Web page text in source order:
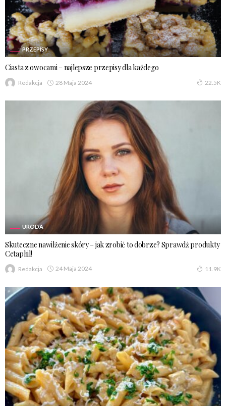
PRZEPISY
Ciasta z owocami – najlepsze przepisy dla każdego
Redakcja 28 Maja 2024 22.5K
URODA
Skuteczne nawilżenie skóry – jak zrobić to dobrze? Sprawdź produkty
Cetaphil!
Redakcja 24 Maja 2024 11.9K